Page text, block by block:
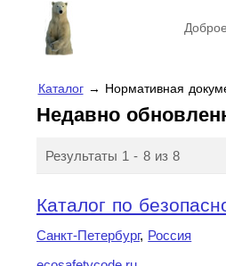
Каталог→ Нормативная
Недавно
Результаты 1 - 8 из 8
Каталог по
Санкт-Петербург, Россия